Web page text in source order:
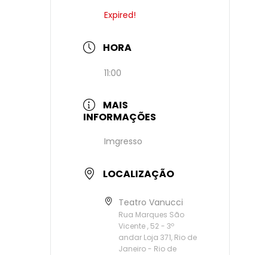
Expired!
HORA
11:00
MAIS
INFORMAÇÕES
Imgresso
LOCALIZAÇÃO
Teatro Vanucci
Rua Marques São
Vicente , 52 - 3º
andar Loja 371, Rio de
Janeiro - Rio de